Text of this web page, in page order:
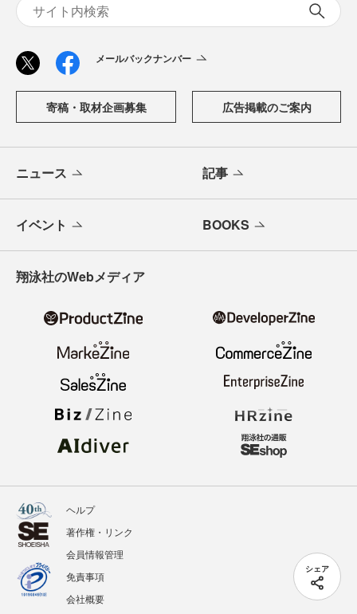
シェア
メールバックナンバー
寄稿・取材企画募集 広告掲載のご案内
ニュース 記事
イベント BOOKS
翔泳社のWebメディア
ヘルプ
著作権・リンク
会員情報管理
免責事項
会社概要